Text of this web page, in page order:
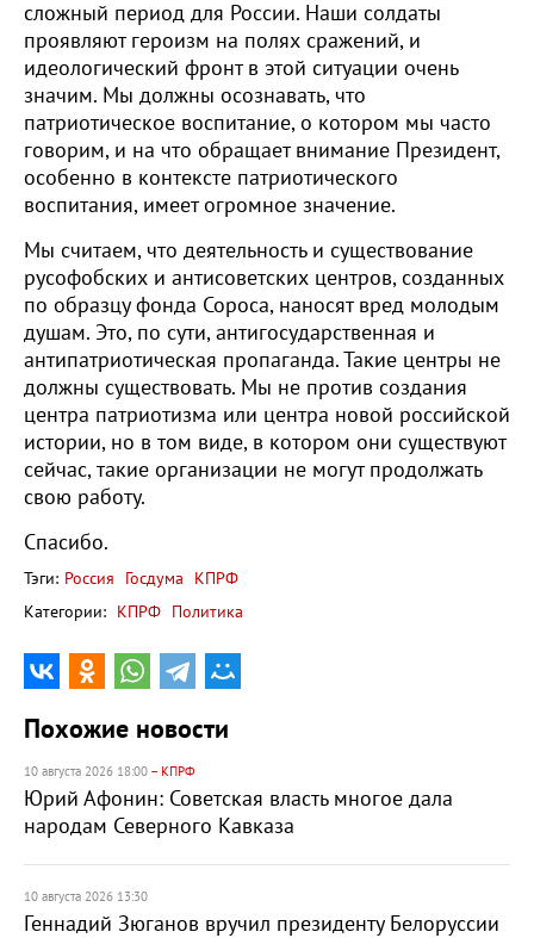
сложный период для России. Наши солдаты
проявляют героизм на полях сражений, и
идеологический фронт в этой ситуации очень
значим. Мы должны осознавать, что
патриотическое воспитание, о котором мы часто
говорим, и на что обращает внимание Президент,
особенно в контексте патриотического
воспитания, имеет огромное значение.
Мы считаем, что деятельность и существование
русофобских и антисоветских центров, созданных
по образцу фонда Сороса, наносят вред молодым
душам. Это, по сути, антигосударственная и
антипатриотическая пропаганда. Такие центры не
должны существовать. Мы не против создания
центра патриотизма или центра новой российской
истории, но в том виде, в котором они существуют
сейчас, такие организации не могут продолжать
свою работу.
Спасибо.
Тэги: Россия Госдума
КПРФ
Категории: КПРФ Политика
Похожие новости
10 августа 2026 18:00 – КПРФ
Юрий Афонин: Советская власть многое дала
народам Северного Кавказа
10 августа 2026 13:30
Геннадий Зюганов вручил президенту Белоруссии